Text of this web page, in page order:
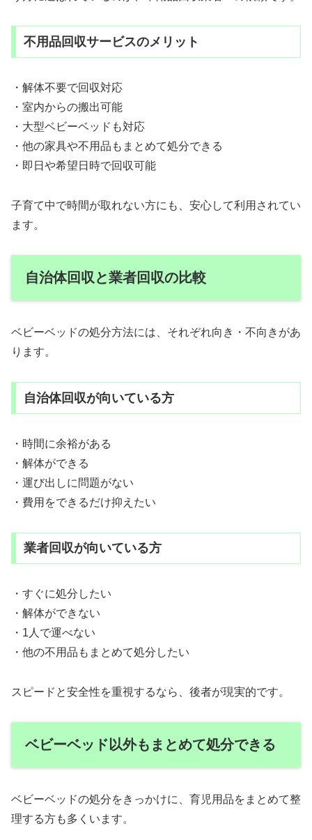
不用品回収サービスのメリット
・解体不要で回収対応
・室内からの搬出可能
・大型ベビーベッドも対応
・他の家具や不用品もまとめて処分できる
・即日や希望日時で回収可能
子育て中で時間が取れない方にも、安心して利用されてい
ます。
自治体回収と業者回収の比較
ベビーベッドの処分方法には、それぞれ向き・不向きがあ
ります。
自治体回収が向いている方
・時間に余裕がある
・解体ができる
・運び出しに問題がない
・費用をできるだけ抑えたい
業者回収が向いている方
・すぐに処分したい
・解体ができない
・1人で運べない
・他の不用品もまとめて処分したい
スピードと安全性を重視するなら、後者が現実的です。
ベビーベッド以外もまとめて処分できる
ベビーベッドの処分をきっかけに、育児用品をまとめて整
理する方も多くいます。